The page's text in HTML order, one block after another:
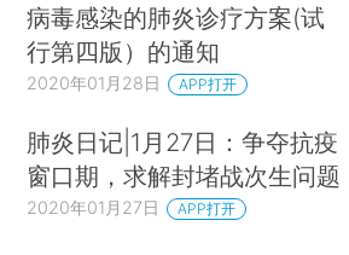
病毒感染的肺炎诊疗方案(试
行第四版）的通知
2020年01月28日 APP打开
肺炎日记|1月27日：争夺抗疫
窗口期，求解封堵战次生问题
2020年01月27日 APP打开